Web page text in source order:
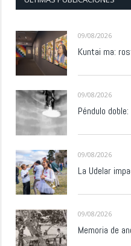
09/08/2026
Kuntai ma:
09/08/2026
Péndulo
09/08/2026
La Udelar
09/08/2026
Memoria de